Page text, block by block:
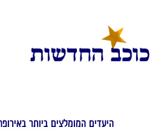
היעדים המומלצים ביותר